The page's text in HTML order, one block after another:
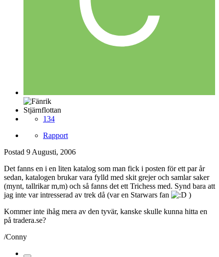
Stjärnflottan
134
Rapport
Postad 9 Augusti, 2006
Det fanns en i en liten katalog som man fick i posten för ett par år
sedan, katalogen brukar vara fylld med skit grejer och samlar saker
(mynt, tallrikar m,m) och så fanns det ett Trichess med. Synd bara att
jag inte var intresserad av trek då (var en Starwars fan
)
Kommer inte ihåg mera av den tyvär, kanske skulle kunna hitta en
på tradera.se?
/Conny